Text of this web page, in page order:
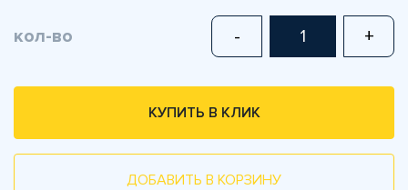
кол-во - +
КУПИТЬ В КЛИК
ДОБАВИТЬ В КОРЗИНУ